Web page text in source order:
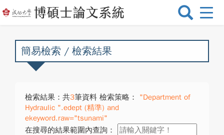
選
換
簡易檢索 / 檢索結果
檢索結果：共3筆資料 檢索策略：
"Department of
Hydraulic ".edept (精準) and
ekeyword.raw="tsunami"
在搜尋的結果範圍內查詢：